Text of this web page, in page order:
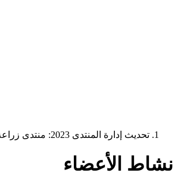
تحديث إدارة المنتدى 2023: منتدى زراعة نت مفتوح حاليا للقراءة فقط، ولا يقبل مشاركات جديدة. يمكنكم استخدام الشريط الظاهر أعلاه للبحث في كافة مواضيع المدوّنة والمنتدى.
نشاط الأعضاء